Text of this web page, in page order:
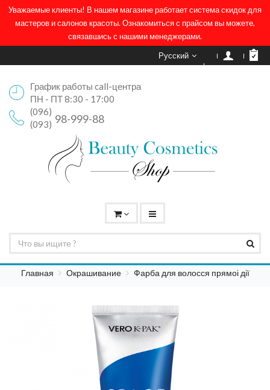
Уважаемые клиенты! В нашем магазине работает система скидок для
мастеров и салонов красоты. Ознакомиться с прайсом вы можете,
связавшись с нашими менеджерами.
Русский
График работы call-центра
ПН - ПТ 8:30 - 17:00
(096)
98-999-88
(093)
Главная Окрашивание Фарба для волосся прямоі дії